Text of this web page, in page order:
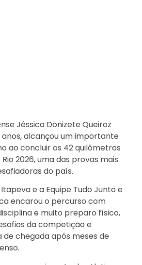
Jéssica Donizete Queiroz
alcançou um importante
ao concluir os 42 quilômetros
2026, uma das provas mais
do país.
e a Equipe Tudo Junto e
encarou o percurso com
e muito preparo físico,
da competição e
de chegada após meses de